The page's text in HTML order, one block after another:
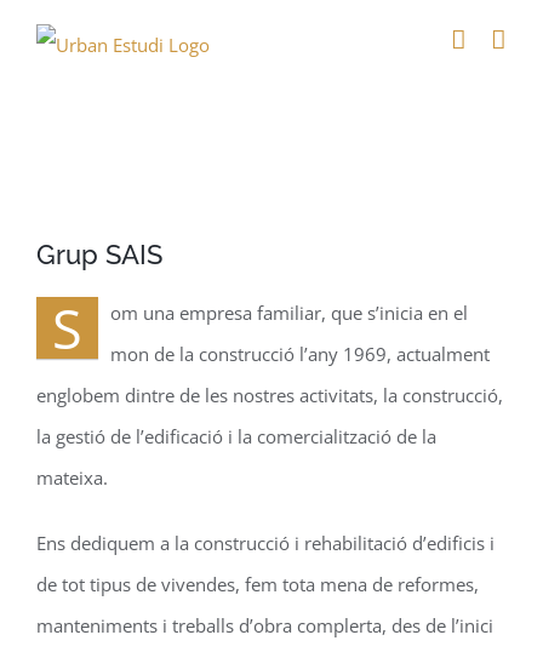
Saltar
imagen
más
grande
Grup SAIS
S
om una empresa familiar, que s’inicia en el
mon de la construcció l’any 1969, actualment
englobem dintre de les nostres activitats, la construcció,
la gestió de l’edificació i la comercialització de la
mateixa.
Ens dediquem a la construcció i rehabilitació d’edificis i
de tot tipus de vivendes, fem tota mena de reformes,
manteniments i treballs d’obra complerta, des de l’inici